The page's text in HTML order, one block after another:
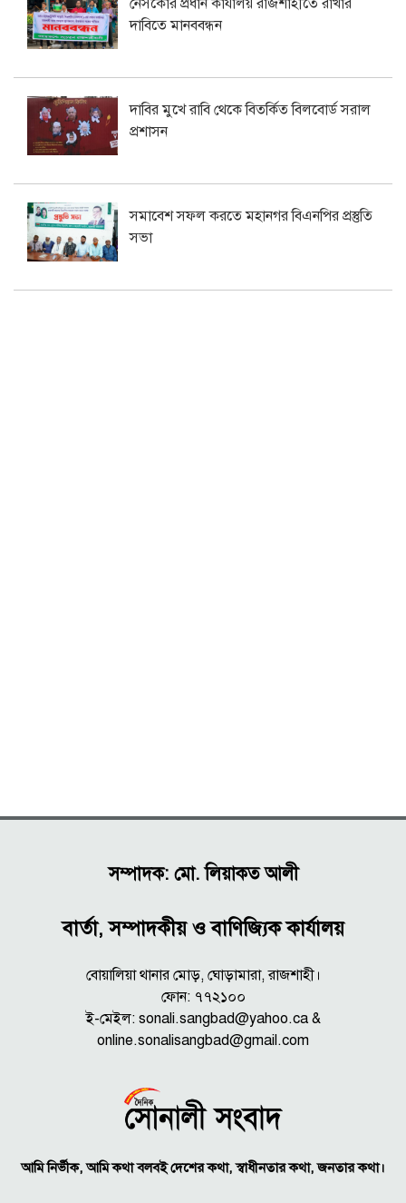
দাবিতে মানববন্ধন
দাবির মুখে রাবি থেকে বিতর্কিত বিলবোর্ড সরাল
প্রশাসন
সমাবেশ সফল করতে মহানগর বিএনপির প্রস্তুতি
সভা
সম্পাদক: মো. লিয়াকত আলী
বার্তা, সম্পাদকীয় ও বাণিজ্যিক কার্যালয়
বোয়ালিয়া থানার মোড়, ঘোড়ামারা, রাজশাহী।
ফোন: ৭৭২১০০
ই-মেইল: sonali.sangbad@yahoo.ca &
online.sonalisangbad@gmail.com
আমি নির্ভীক, আমি কথা বলবই দেশের কথা, স্বাধীনতার কথা, জনতার কথা।